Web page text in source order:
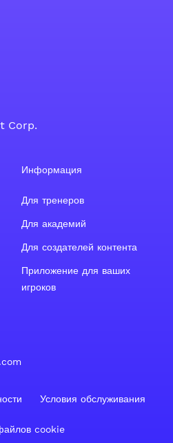
TweeterInstagram
Corp.
Информация
Для тренеров
Для академий
Для создателей контента
Приложение для ваших
игроков
Условия обслуживания
cookie